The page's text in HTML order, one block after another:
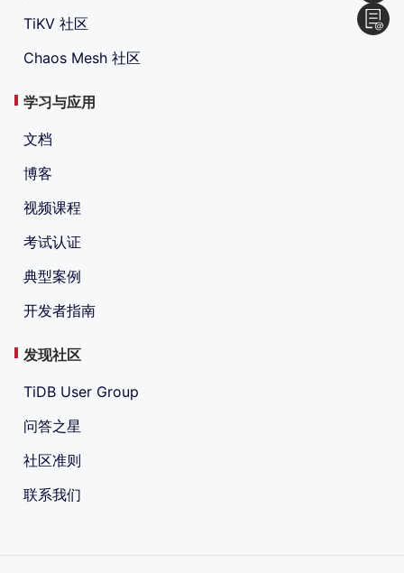
TiKV 社区
Chaos Mesh 社区
学习与应用
文档
博客
视频课程
考试认证
典型案例
开发者指南
发现社区
TiDB User Group
问答之星
社区准则
联系我们